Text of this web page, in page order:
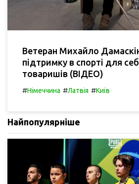
Ветеран Михайло
підтримку в спорті для
товаришів (ВІДЕО)
#Німеччина #Латвія #Київ
Найпопулярніше